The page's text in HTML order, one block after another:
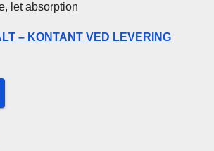
let absorption
– KONTANT VED LEVERING